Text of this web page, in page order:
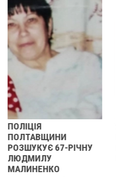
ПОЛІЦІЯ
ПОЛТАВЩИНИ
РОЗШУКУЄ 67-РІЧНУ
ЛЮДМИЛУ
МАЛИНЕНКО